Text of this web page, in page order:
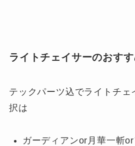
ライトチェイサーのおす
テックパーツ込でライトチェ
択は
ガーディアンor月華一斬